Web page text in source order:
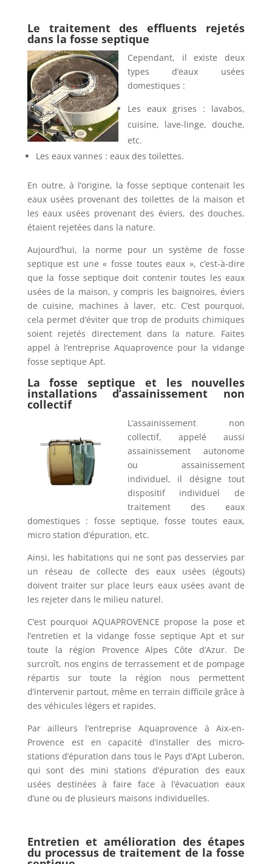
Le traitement des effluents rejetés
dans la fosse septique
Cependant, il existe deux
types d’eaux usées
domestiques :
Les eaux grises : lavabos,
cuisine, lave-linge, douche,
etc.
Les eaux vannes : eaux des toilettes.
En outre, à l’origine, la fosse septique contenait les
eaux usées provenant des toilettes de la maison et
les eaux usées provenant des éviers, des douches,
étaient rejetées dans la nature.
Aujourd’hui, la norme pour un système de fosse
septique est une « fosse toutes eaux », c’est-à-dire
que la fosse septique doit contenir toutes les eaux
usées de la maison, y compris les baignoires, éviers
de cuisine, machines à laver, etc. C’est pourquoi,
cela permet d’éviter que trop de produits chimiques
soient rejetés directement dans la nature. Faites
appel à l’entreprise Aquaprovence pour la vidange
fosse septique Apt.
La fosse septique et les nouvelles
installations d’assainissement non
collectif
L’assainissement non
collectif, appelé aussi
assainissement autonome
ou assainissement
individuel, il désigne tout
dispositif individuel de
traitement des eaux
domestiques : fosse septique, fosse toutes eaux,
micro station d’épuration, etc.
Ainsi, les habitations qui ne sont pas desservies par
un réseau de collecte des eaux usées (égouts)
doivent traiter sur place leurs eaux usées avant de
les rejeter dans le milieu naturel.
C’est pourquoi AQUAPROVENCE propose la pose et
l’entretien et la vidange fosse septique Apt et sur
toute la région Provence Alpes Côte d’Azur. De
surcroît, nos engins de terrassement et de pompage
répartis sur toute la région nous permettent
d’intervenir partout, même en terrain difficile grâce à
des véhicules légers et rapides.
Par ailleurs l’entreprise Aquaprovence à Aix-en-
Provence est en capacité d’installer des micro-
stations d’épuration dans tous le Pays d’Apt Luberon,
qui sont des mini stations d’épuration des eaux
usées destinées à faire face à l’évacuation eaux
d’une ou de plusieurs maisons individuelles.
Entretien et amélioration des étapes
du processus de traitement de la fosse